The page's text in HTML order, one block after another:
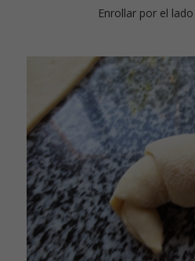
Enrollar por el